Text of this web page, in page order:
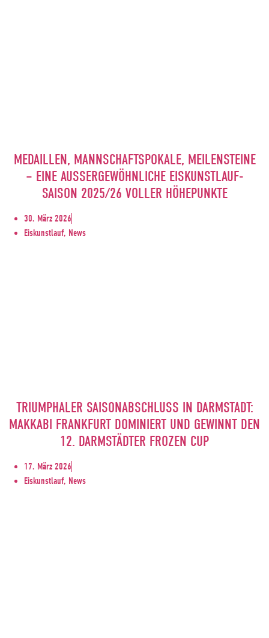
MEDAILLEN, MANNSCHAFTSPOKALE, MEILENSTEINE
– EINE AUSSERGEWÖHNLICHE EISKUNSTLAUF-S
AISON 2025/26 VOLLER HÖHEPUNKTE
30. März 2026
Eiskunstlauf, News
TRIUMPHALER SAISONABSCHLUSS IN DARMSTADT:
MAKKABI FRANKFURT DOMINIERT UND GEWINNT DEN
12. DARMSTÄDTER FROZEN CUP
17. März 2026
Eiskunstlauf, News